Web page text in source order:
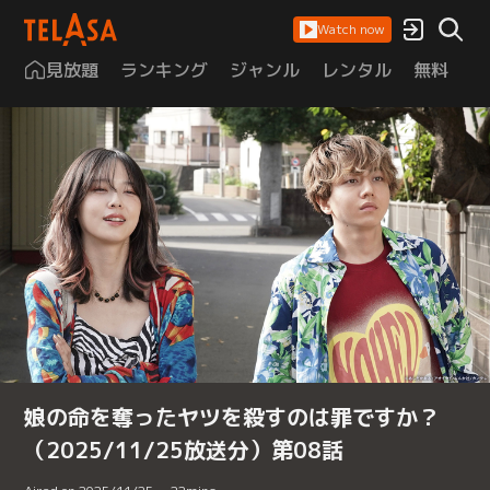
Watch now
見放題 ランキング ジャンル レンタル 無料
娘の命を奪ったヤツを殺すのは罪ですか？
（2025/11/25放送分）第08話